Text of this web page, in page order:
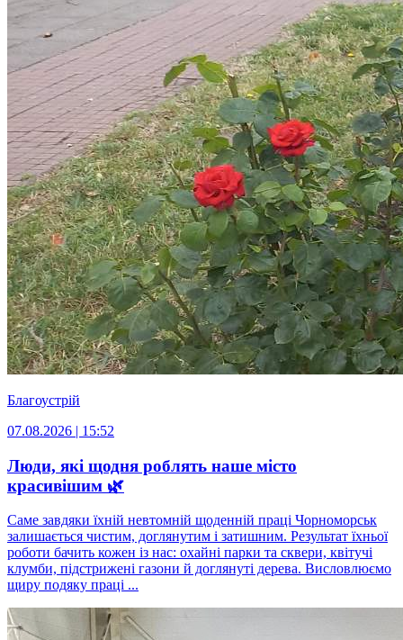
Благоустрій
07.08.2026 | 15:52
Люди, які щодня роблять наше місто
красивішим 🌿
Саме завдяки їхній невтомній щоденній праці Чорноморськ
залишається чистим, доглянутим і затишним. Результат їхньої
роботи бачить кожен із нас: охайні парки та сквери, квітучі
клумби, підстрижені газони й доглянуті дерева. Висловлюємо
щиру подяку праці ...